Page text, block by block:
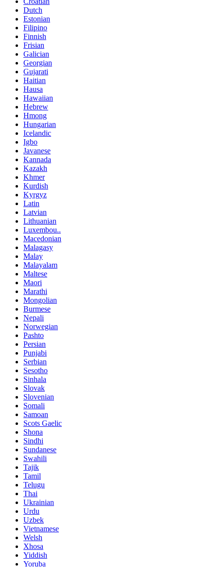
Dutch
Estonian
Filipino
Finnish
Frisian
Galician
Georgian
Gujarati
Haitian
Hausa
Hawaiian
Hebrew
Hmong
Hungarian
Icelandic
Igbo
Javanese
Kannada
Kazakh
Khmer
Kurdish
Kyrgyz
Latin
Latvian
Lithuanian
Luxembou..
Macedonian
Malagasy
Malay
Malayalam
Maltese
Maori
Marathi
Mongolian
Burmese
Nepali
Norwegian
Pashto
Persian
Punjabi
Serbian
Sesotho
Sinhala
Slovak
Slovenian
Somali
Samoan
Scots Gaelic
Shona
Sindhi
Sundanese
Swahili
Tajik
Tamil
Telugu
Thai
Ukrainian
Urdu
Uzbek
Vietnamese
Welsh
Xhosa
Yiddish
Yoruba